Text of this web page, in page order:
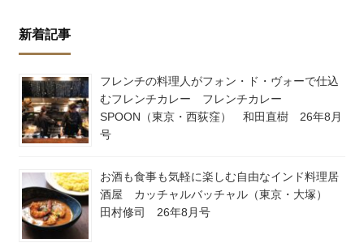
新着記事
フレンチの料理人がフォン・ド・ヴォーで仕込
むフレンチカレー フレンチカレー
SPOON（東京・西荻窪） 和田直樹 26年8月
号
お酒も食事も気軽に楽しむ自由なインド料理居
酒屋 カッチャルバッチャル（東京・大塚）
田村修司 26年8月号